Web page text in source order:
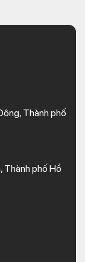
Thành phố
Thành phố Hồ